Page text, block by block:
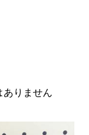
りません